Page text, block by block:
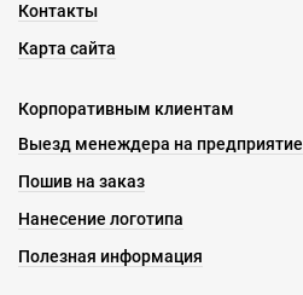
Контакты
Карта сайта
Корпоративным клиентам
Выезд менеждера на предприятие
Пошив на заказ
Нанесение логотипа
Полезная информация